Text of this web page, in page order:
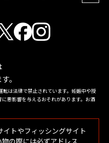
。
は法律で禁止されています。妊娠中や授
悪影響を与えるおそれがあります。お酒
トやフィッシングサイト
の際には必ずアドレス